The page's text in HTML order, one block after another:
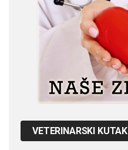
VETERINARSKI KUTAK